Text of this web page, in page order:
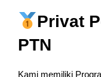
Privat
PTN
Kami memiliki